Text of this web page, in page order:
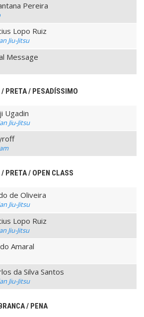
Pereira
Lopo Ruiz
Jiu-Jitsu
Message
PRETA / PESADÍSSIMO
Ugadin
Jiu-Jitsu
PRETA / OPEN CLASS
de Oliveira
Jiu-Jitsu
Lopo Ruiz
Jiu-Jitsu
Amaral
da Silva Santos
Jiu-Jitsu
/ PENA